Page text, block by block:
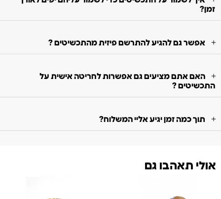
זמן?
אפשר גם להגיע להתרשם פיזית מהתכשיטים ?
האם אתם מציעים גם אפשרות לחריטה אישית על
התכשיטים ?
תוך כמה זמן יגיע אליי המשלוח?
אולי תאהבו גם